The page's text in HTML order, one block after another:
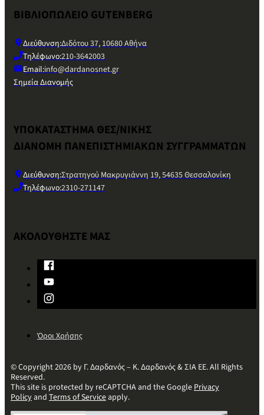
ΒΙΒΛΙΟΠΩΛΕΙΟ GUTENBERG
Διεύθυνση:Διδότου 37, 10680 Αθήνα
Τηλέφωνο:210-3642003
Email:info@dardanosnet.gr
Σημεία Διανομής
ΥΠΟΚΑΤΑΣΤΗΜΑ ΘΕΣ/ΝΙΚΗΣ
ΔΙΑΝΟΜΗ ΠΑΝΕΠΙΣΤΗΜΙΑΚΩΝ ΣΥΓΓΡΑΜΜΑΤΩΝ
Διεύθυνση:Στρατηγού Μακρυγιάννη 19, 54635 Θεσσαλονίκη
Τηλέφωνο:2310-271147
ΑΚΟΛΟΥΘΗΣΤΕ ΜΑΣ
Όροι Χρήσης
© Copyright 2026 by Γ. Δαρδανός – Κ. Δαρδανός & ΣΙΑ ΕΕ. All Rights
Reserved.
This site is protected by reCAPTCHA and the GooglePrivacy
Policyand Terms of Serviceapply.